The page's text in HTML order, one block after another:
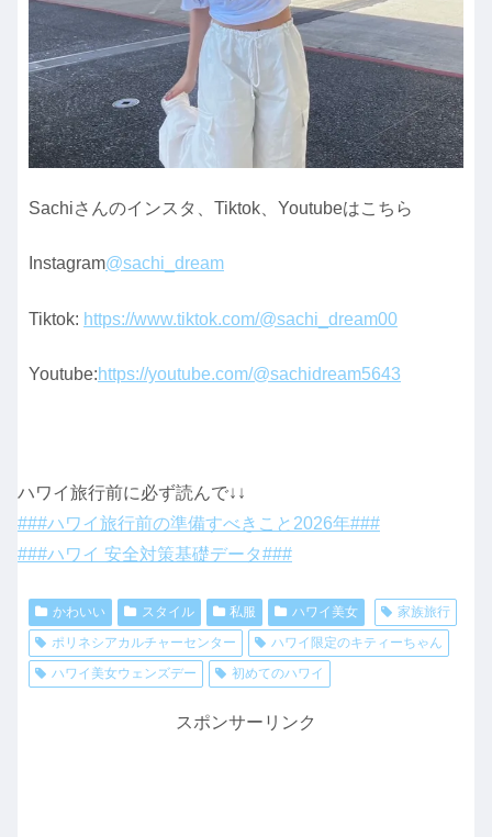
Sachiさんのインスタ、Tiktok、Youtubeはこちら
Instagram@sachi_dream
Tiktok: https://www.tiktok.com/@sachi_dream00
Youtube:https://youtube.com/@sachidream5643
ハワイ旅行前に必ず読んで↓↓
###ハワイ旅行前の準備すべきこと2026年###
###ハワイ 安全対策基礎データ###
かわいい スタイル 私服 ハワイ美女
家族旅行
ポリネシアカルチャーセンター
ハワイ限定のキティーちゃん
ハワイ美女ウェンズデー
初めてのハワイ
スポンサーリンク